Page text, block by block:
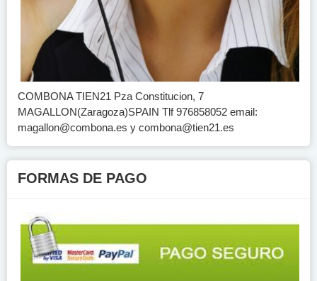
COMBONA TIEN21 Pza Constitucion, 7
MAGALLON(Zaragoza)SPAIN Tlf 976858052 email:
magallon@combona.es y combona@tien21.es
FORMAS DE PAGO